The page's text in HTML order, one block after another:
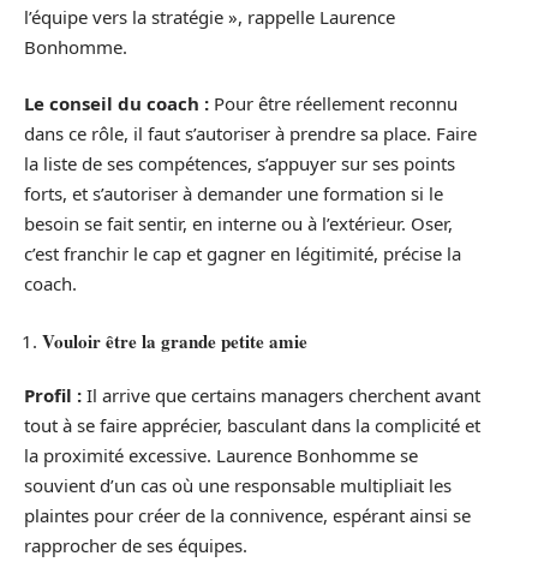
l’équipe vers la stratégie », rappelle Laurence
Bonhomme.
Le conseil du coach : Pour être réellement reconnu
dans ce rôle, il faut s’autoriser à prendre sa place. Faire
la liste de ses compétences, s’appuyer sur ses points
forts, et s’autoriser à demander une formation si le
besoin se fait sentir, en interne ou à l’extérieur. Oser,
c’est franchir le cap et gagner en légitimité, précise la
coach.
Vouloir être la grande petite amie
Profil : Il arrive que certains managers cherchent avant
tout à se faire apprécier, basculant dans la complicité et
la proximité excessive. Laurence Bonhomme se
souvient d’un cas où une responsable multipliait les
plaintes pour créer de la connivence, espérant ainsi se
rapprocher de ses équipes.